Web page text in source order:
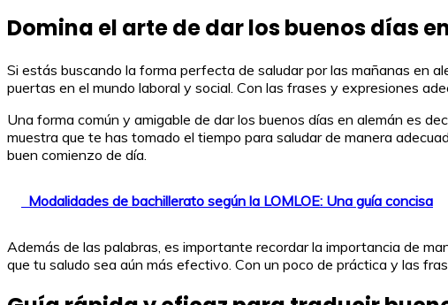
Domina el arte de dar los buenos días
Si estás buscando la forma perfecta de saludar por las mañanas en
puertas en el mundo laboral y social. Con las frases y expresiones
Una forma común y amigable de dar los buenos días en alemán es
muestra que te has tomado el tiempo para saludar de manera
buen comienzo de día.
Modalidades de bachillerato según la LOMLOE: Una guía concisa
Además de las palabras, es importante recordar la importancia de
que tu saludo sea aún más efectivo. Con un poco de práctica y las